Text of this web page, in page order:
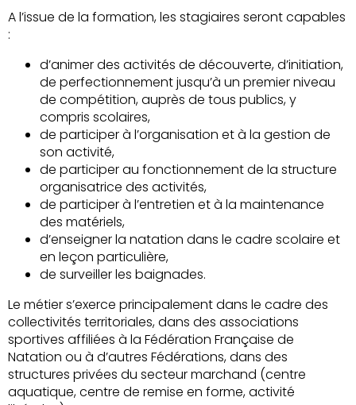
A l’issue de la formation, les stagiaires seront capables
:
d’animer des activités de découverte, d’initiation,
de perfectionnement jusqu’à un premier niveau
de compétition, auprès de tous publics, y
compris scolaires,
de participer à l’organisation et à la gestion de
son activité,
de participer au fonctionnement de la structure
organisatrice des activités,
de participer à l’entretien et à la maintenance
des matériels,
d’enseigner la natation dans le cadre scolaire et
en leçon particulière,
de surveiller les baignades.
Le métier s’exerce principalement dans le cadre des
collectivités territoriales, dans des associations
sportives affiliées à la Fédération Française de
Natation ou à d’autres Fédérations, dans des
structures privées du secteur marchand (centre
aquatique, centre de remise en forme, activité